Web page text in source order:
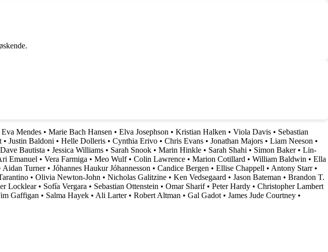
Eva Mendes • Marie Bach Hansen • Elva Josephson • Kristian Halken • Viola Davis • Sebastian
• Justin Baldoni • Helle Dolleris • Cynthia Erivo • Chris Evans • Jonathan Majors • Liam Neeson •
Dave Bautista • Jessica Williams • Sarah Snook • Marin Hinkle • Sarah Shahi • Simon Baker• Lin-
Emanuel • Vera Farmiga • Meo Wulf• Colin Lawrence • Marion Cotillard • William Baldwin • Ella
Aidan Turner• Jóhannes Haukur Jóhannesson • Candice Bergen • Ellise Chappell • Antony Starr•
• Olivia Newton-John • Nicholas Galitzine • Ken Vedsegaard • Jason Bateman • Brandon T.
Locklear• Sofía Vergara • Sebastian Ottenstein • Omar Sharif• Peter Hardy • Christopher Lambert
Gaffigan • Salma Hayek • Ali Larter• Robert Altman • Gal Gadot• James Jude Courtney •